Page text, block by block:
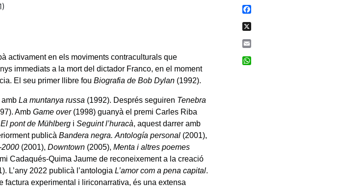
activament en els moviments contraculturals que
immediats a la mort del dictador Franco, en el moment
El seu primer llibre fouBiografia de Bob Dylan (1992).
ambLa muntanya russa (1992). Després seguiren Tenebra
AmbGame over(1998) guanyà el premi Carles Riba
El pont de Mühlberg iSeguint l’huracà, aquest darrer amb
publicàBandera negra. Antología personal (2001),
2000 (2001),Downtown (2005),Menta i altres poemes
Cadaqués-Quima Jaume de reconeixement a la creació
L’any 2022 publicà l’antologiaL’amor com a pena capital.
factura experimental i liriconarrativa, és una extensa